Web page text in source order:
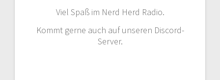
Viel Spaß im Nerd Herd Radio.
Kommt gerne auch auf unseren Discord-
Server.